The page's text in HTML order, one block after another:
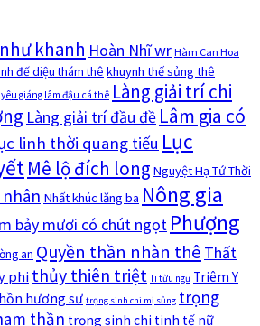
khanh Hoàn Nhĩ wr Hàm Can Hoa
đế diệu thám thê khuynh thế sủng thê
giáng lâm đậu cá thê Làng giải trí chi
Làng giải trí đầu đề Lâm gia có
linh thời quang tiếu Lục
Mê lộ đích long Nguyệt Hạ Tứ Thời
Nhất khúc lăng ba Nông gia
bảy mươi có chút ngọt Phượng
an Quyền thần nhàn thê Thất
phithủy thiên triệt Ti tửu ngư Triêm Y
hương sư trọng sinh chi mị sủng trọng
thần trọng sinh chi tinh tế nữ